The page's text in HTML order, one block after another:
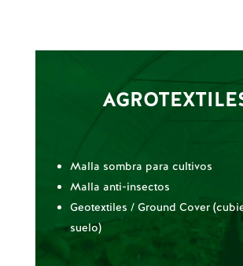
Malla sombra para cultivos
Malla anti-insectos
Geotextiles / Ground Cover
suelo)